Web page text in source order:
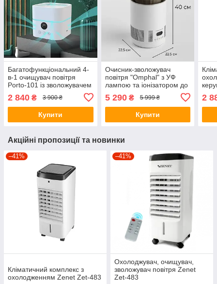
Багатофункціональний 4-
в-1 очищувач повітря
Porto-101 із зволожувачем
фільтром, іонізатором та
нічником
2 840 ₴ 3 900 ₴
Купити
Очисник-зволожувач
повітря "Omphal" з УФ
лампою та іонізатором до
5 290₴ 5 999 ₴
Купити
2
Акційні пропозиції та новинки
–41%
Кліматичний комплекс з
охолодженням Zenet Zet-483
–41%
Охолоджувач, очищувач,
зволожувач повітря Zenet
Zet-483